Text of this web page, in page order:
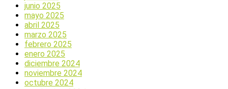
junio 2025
mayo 2025
abril 2025
marzo 2025
febrero 2025
enero 2025
diciembre 2024
noviembre 2024
octubre 2024